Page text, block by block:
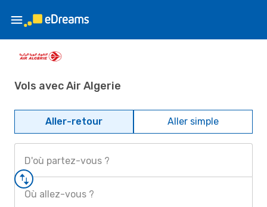
Vols avec Air Algerie
Aller-retour Aller simple
D'où partez-vous ?
Où allez-vous ?